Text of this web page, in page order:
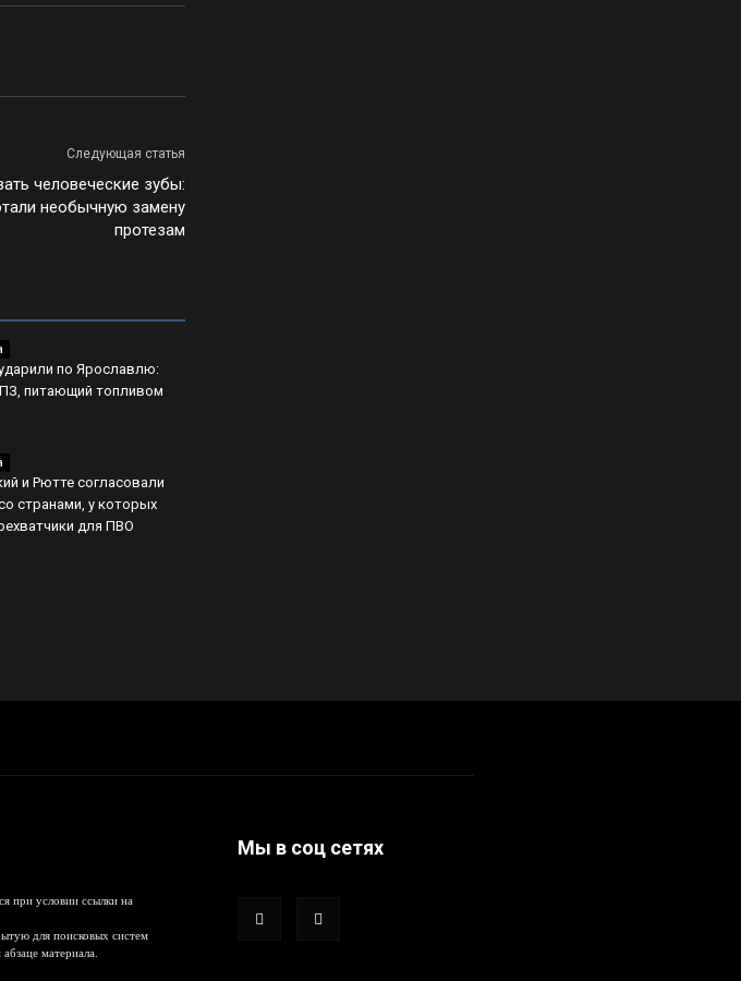
Следующая статья
человеческие зубы:
необычную замену
протезам
по Ярославлю:
питающий топливом
и Рютте согласовали
странами, у которых
для ПВО
при условии ссылки на
для поисковых систем
материала.
Мы в соц сетях